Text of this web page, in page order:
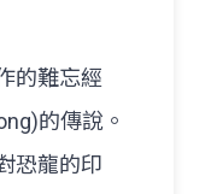
的難忘經
的傳說。
恐龍的印